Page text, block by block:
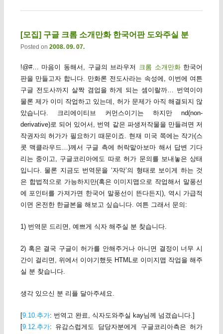
[모집] 구글 크롬 소개만화 한국어판 도와주실 분
Posted on 2008. 09. 07.
!@#… 마음이 동해서, 구글의 브라우저 크롬 소개만화한국어
판을 만들고자 합니다. 만화론 전도사라는 속성에, 이번에 여튼
구글 전도사까지 살짝 겸업을 하게 되는 셈이랄까… 번역이야
물론 제가 이미 작업하고 있는데, 허가 문제가 아직 해결되지 않
았습니다. 크리에이티브 커먼스이기는 하지만 nd(non-
derivative)로 되어 있어서, 번역 같은 파생저작물을 만들려면 저
작권자의 허가가 필요하기 때문이죠. 현재 미국 쪽에는 작가(스
콧 맥클라우드…)께서 구글 측에 허락맡아보마 해서 답변 기다
리는 중이고, 구글코리아에도 따로 허가 문의를 보내놓은 상태
입니다. 물론 지금도 번역문을 ‘자막’의 형태로 보이게 하는 것
은 합법적으로 가능하지만(혹은 이미지맵으로 작업해서 말풍선
에 포인터를 가져가면 한국어 말풍선이 뜬다든지), 역시 가급적
이면 온전한 한글본을 해보고 싶습니다. 여튼 그래서 문의:
1) 번역문 드리면, 예쁘게 식자 해주실 분 찾습니다.
2) 혹은 결국 구글이 허가를 안해주거나 아니면 결정이 너무 시
간이 걸리면, 위에서 이야기했듯 HTML로 이미지맵 작업을 해주
실 분 찾습니다.
생각 있으신 분 리플 달아주세요.
[9.10.추가: 번역고 완료, 식자도와주실 kay님께 넘겼습니다.]
[9.12.추가: 유감스럽게도 담당자분에게 구글코리아측은 허가